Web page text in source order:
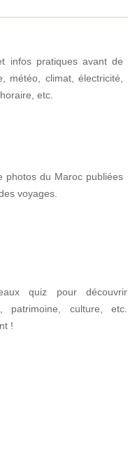
infos pratiques avant de
météo, climat, électricité,
etc.
photos du Maroc publiées
voyages.
quiz pour découvrir
patrimoine, culture, etc.
!